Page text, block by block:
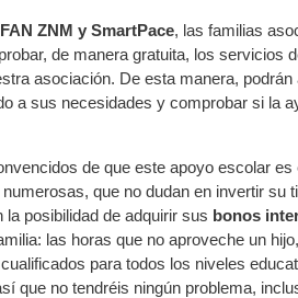
ZNM y SmartPace, las familias
de manera gratuita, los servicios
asociación. De esta manera,
a sus necesidades y comprobar si la
de que este apoyo escolar es
que no dudan en invertir su
posibilidad de adquirir sus bonos
las horas que no aproveche un
para todos los niveles
que no tendréis ningún problema,